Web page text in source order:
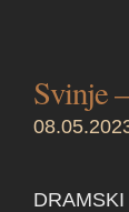
Svinje